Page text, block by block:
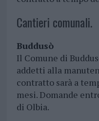
Cantieri comunali.
Buddusò
Il Comune di
addetti alla
contratto sarà a
mesi. Domande
di Olbia.